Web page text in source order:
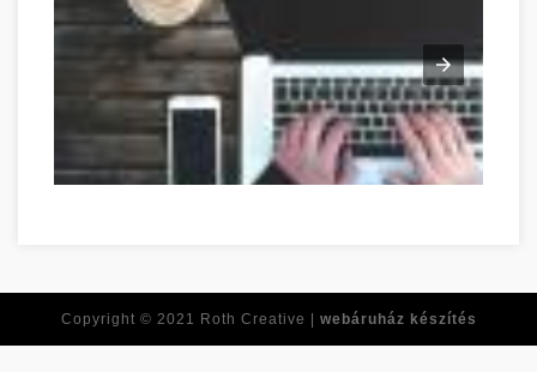
Réponses à toutes vos questions de développement
Copyright © 2021 Roth Creative | webáruház készítés